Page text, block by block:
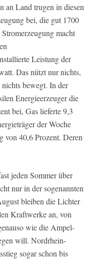
an Land trugen in diesen
bei, die gut 1700
macht
Leistung der
Das nützt nur nichts,
bewegt. In der
Energieerzeuger die
bei, Gas lieferte 9,3
der Woche
von 40,6 Prozent. Deren
jeden Sommer über
nur in der sogenannten
bleiben die Lichter
Kraftwerke an, von
wie die Ampel-
will. Nordrhein-
sogar schon bis